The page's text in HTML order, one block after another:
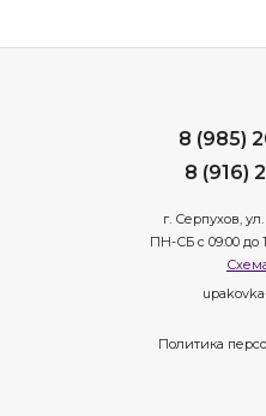
8 (985)
8 (916)
г. Серпухов,
ПН-СБ с 09:00
Политика